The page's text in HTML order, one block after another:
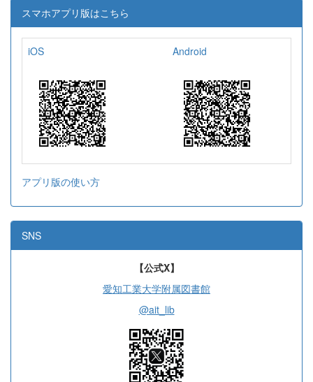
スマホアプリ版はこちら
iOS Android
アプリ版の使い方
SNS
【公式X】
愛知工業大学附属図書館
@ait_lib